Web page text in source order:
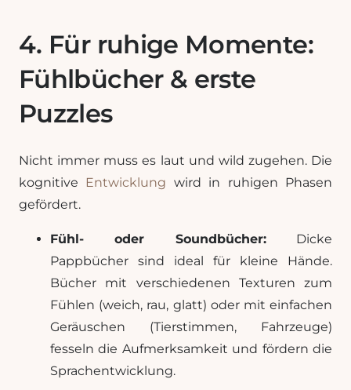
4. Für ruhige Momente:
Fühlbücher & erste
Puzzles
Nicht immer muss es laut und wild zugehen. Die
kognitive Entwicklung wird in ruhigen Phasen
gefördert.
Fühl- oder Soundbücher:Dicke
Pappbücher sind ideal für kleine Hände.
Bücher mit verschiedenen Texturen zum
Fühlen (weich, rau, glatt) oder mit einfachen
Geräuschen (Tierstimmen, Fahrzeuge)
fesseln die Aufmerksamkeit und fördern die
Sprachentwicklung.